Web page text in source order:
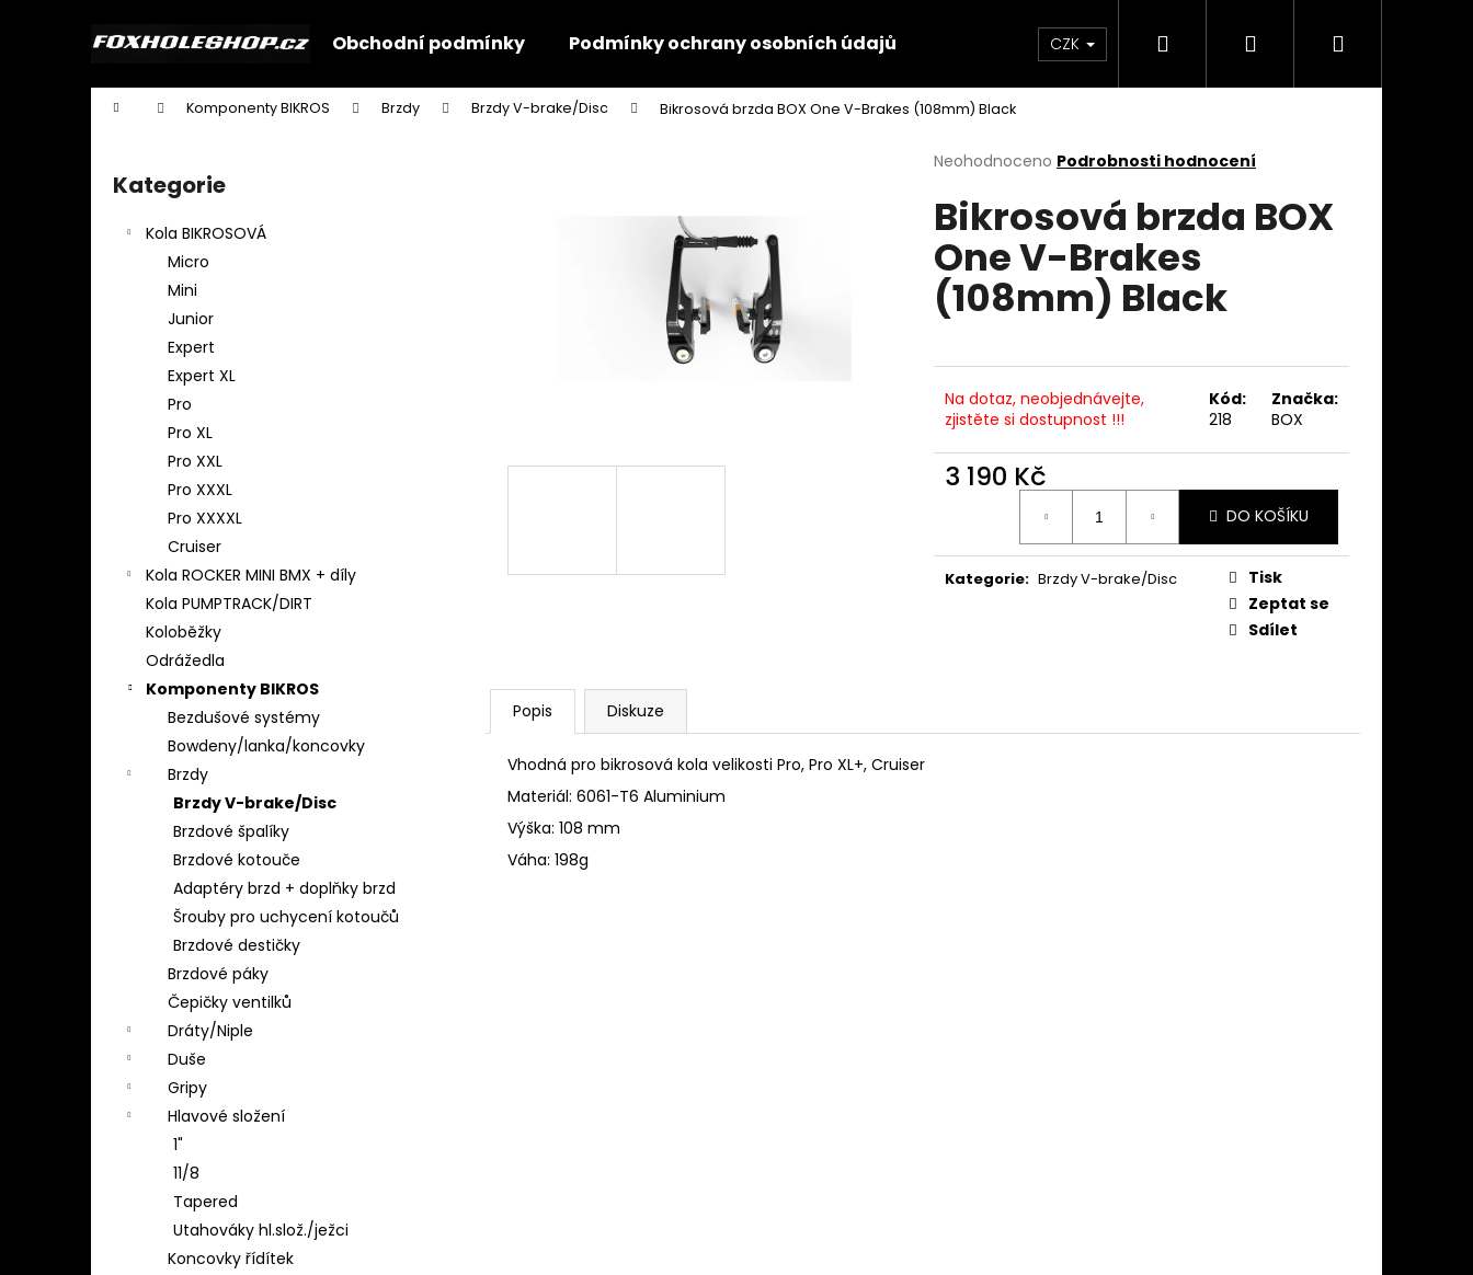
Obchodní podmínky Podmínky ochrany osobních údajů Custom stavba kola na zakázku
CZK Hledat PřihlášeníNákupní
Domů Komponenty BIKROS Brzdy Brzdy V-brake/Disc Bikrosová brzda BOX One V-Brakes (108mm) Black
Přeskočit
kategorie
Kategorie
Kola BIKROSOVÁ
Micro
Mini
Junior
Expert
Expert XL
Pro
Pro XL
Pro XXL
Pro XXXL
Pro XXXXL
Cruiser
Kola ROCKER MINI BMX + díly
Kola PUMPTRACK/DIRT
Koloběžky
Odrážedla
Komponenty BIKROS
Bezdušové systémy
Bowdeny/lanka/koncovky
Brzdy
Brzdy V-brake/Disc
Brzdové špalíky
Brzdové kotouče
Adaptéry brzd + doplňky brzd
Šrouby pro uchycení kotoučů
Brzdové destičky
Brzdové páky
Čepičky ventilků
Dráty/Niple
Duše
Gripy
Hlavové složení
1"
11/8
Tapered
Utahováky hl.slož./ježci
Koncovky řídítek
Průměrné
produktu
je
0,0
z
5
hvězdiček.
Neohodnoceno Podrobnosti hodnocení
Bikrosová brzda BOX
One V-Brakes
(108mm) Black
Na dotaz, neobjednávejte,
zjistěte si dostupnost !!!
Kód:
218
Značka:
BOX
3 190 Kč
DO KOŠÍKU
Kategorie: Brzdy V-brake/Disc
Tisk
Zeptat se
Sdílet
Popis Diskuze
Vhodná pro bikrosová kola velikosti Pro, Pro XL+, Cruiser
Materiál: 6061-T6 Aluminium
Výška: 108 mm
Váha: 198g
Zpět
Zpět
Co potřebujete najít?
Doporučujeme